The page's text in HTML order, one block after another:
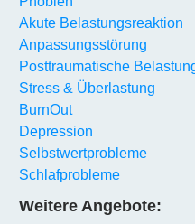
Akute Belastungsreaktion
Anpassungsstörung
Posttraumatische
Stress & Überlastung
BurnOut
Depression
Selbstwertprobleme
Schlafprobleme
Weitere Angebote: